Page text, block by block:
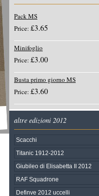
Pack MS
Price: £3.65
Minifoglio
Price: £3.00
Busta primo giorno MS
Price: £3.60
altre edizioni 2012
Scacchi
Titanic 1912-2012
Giubileo di Elisabetta II 2012
RAF Squadrone
Definve 2012 uccelli